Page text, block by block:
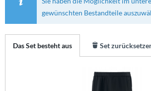
gewünschten Bestandteile
Das Set besteht aus Set